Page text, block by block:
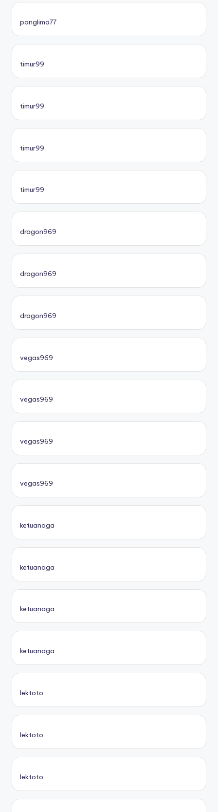
panglima77
timur99
timur99
timur99
timur99
dragon969
dragon969
dragon969
vegas969
vegas969
vegas969
vegas969
ketuanaga
ketuanaga
ketuanaga
ketuanaga
lektoto
lektoto
lektoto